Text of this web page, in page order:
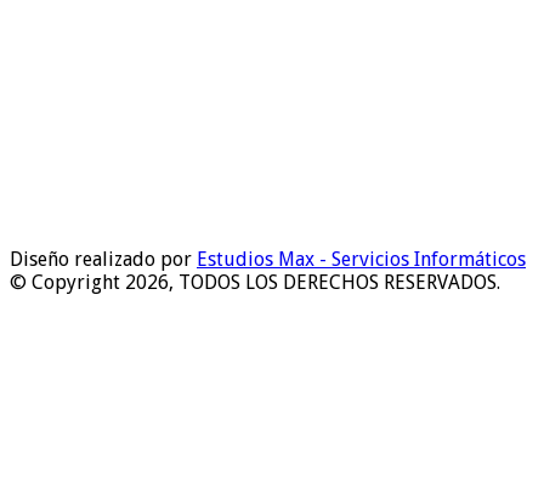
Diseño realizado por Estudios Max - Servicios Informáticos
© Copyright 2026, TODOS LOS DERECHOS RESERVADOS.